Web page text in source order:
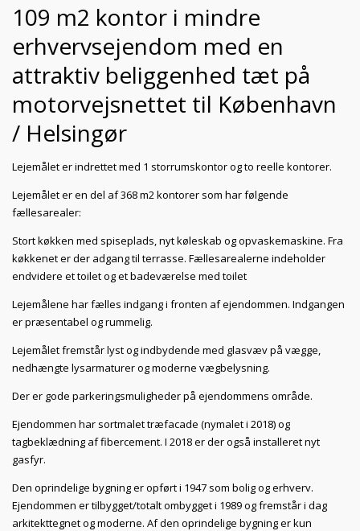
109 m2 kontor i mindre
erhvervsejendom med en
attraktiv beliggenhed tæt på
motorvejsnettet til København
/ Helsingør
Lejemålet er indrettet med 1 storrumskontor og to reelle kontorer.
Lejemålet er en del af 368 m2 kontorer som har følgende
fællesarealer:
Stort køkken med spiseplads, nyt køleskab og opvaskemaskine. Fra
køkkenet er der adgang til terrasse. Fællesarealerne indeholder
endvidere et toilet og et badeværelse med toilet
Lejemålene har fælles indgang i fronten af ejendommen. Indgangen
er præsentabel og rummelig.
Lejemålet fremstår lyst og indbydende med glasvæv på vægge,
nedhængte lysarmaturer og moderne vægbelysning.
Der er gode parkeringsmuligheder på ejendommens område.
Ejendommen har sortmalet træfacade (nymalet i 2018) og
tagbeklædning af fibercement. I 2018 er der også installeret nyt
gasfyr.
Den oprindelige bygning er opført i 1947 som bolig og erhverv.
Ejendommen er tilbygget/totalt ombygget i 1989 og fremstår i dag
arkitekttegnet og moderne. Af den oprindelige bygning er kun